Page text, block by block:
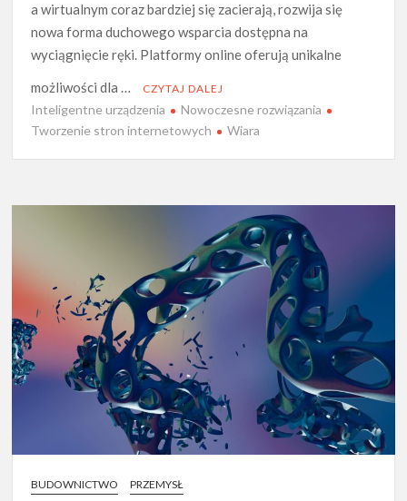
a wirtualnym coraz bardziej się zacierają, rozwija się
nowa forma duchowego wsparcia dostępna na
wyciągnięcie ręki. Platformy online oferują unikalne
możliwości dla …
CZYTAJ DALEJ
Inteligentne urządzenia
Nowoczesne rozwiązania
Tworzenie stron internetowych
Wiara
BUDOWNICTWO PRZEMYSŁ